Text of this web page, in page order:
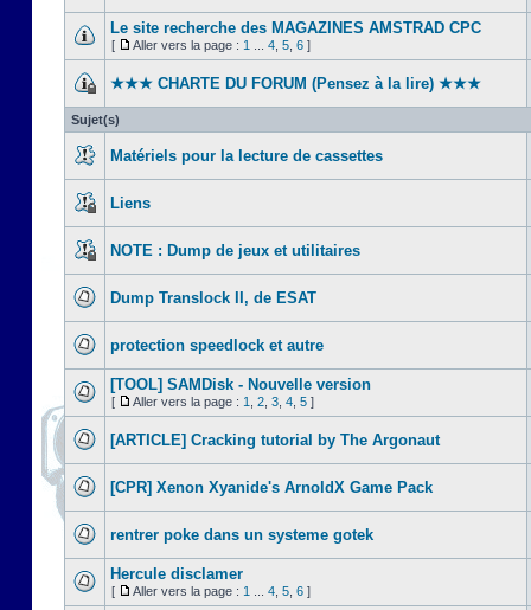
Le site recherche des MAGAZINES AMSTRAD CPC
[ Aller vers la page : 1 4 5 6 ]
★★★ CHARTE DU FORUM (Pensez à la lire) ★★★
Sujet(s)
Matériels pour la lecture de cassettes
Liens
NOTE : Dump de jeux et utilitaires
Dump Translock II, de ESAT
protection speedlock et autre
[TOOL] SAMDisk - Nouvelle version
[ Aller vers la page : 1 2 3 4 5 ]
[ARTICLE] Cracking tutorial by The Argonaut
[CPR] Xenon Xyanide's ArnoldX Game Pack
rentrer poke dans un systeme gotek
Hercule disclamer
[ Aller vers la page : 1 4 5 6 ]